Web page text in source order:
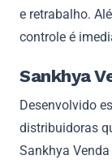
e retrabalho.
controle é
Sankhya
Desenvolvido
distribuidoras
Sankhya